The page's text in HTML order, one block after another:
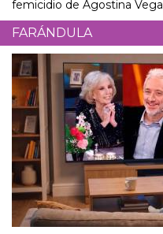
femicidio de Agostina Vega
FARÁNDULA